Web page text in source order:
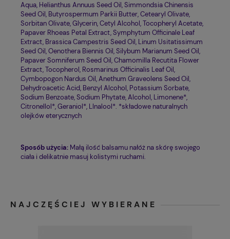
Aqua, Helianthus Annuus Seed Oil, Simmondsia Chinensis
Seed Oil, Butyrospermum Parkii Butter, Cetearyl Olivate,
Sorbitan Olivate, Glycerin, Cetyl Alcohol, Tocopheryl Acetate,
Papaver Rhoeas Petal Extract, Symphytum Officinale Leaf
Extract, Brassica Campestris Seed Oil, Linum Usitatissimum
Seed Oil, Oenothera Biennis Oil, Silybum Marianum Seed Oil,
Papaver Somniferum Seed Oil, Chamomilla Recutita Flower
Extract, Tocopherol, Rosmarinus Officinalis Leaf Oil,
Cymbopogon Nardus Oil, Anethum Graveolens Seed Oil,
Dehydroacetic Acid, Benzyl Alcohol, Potassium Sorbate,
Sodium Benzoate, Sodium Phytate, Alcohol, Limonene*,
Citronellol*, Geraniol*, LInalool*. *składowe naturalnych
olejków eterycznych
Sposób użycia: Małą ilość balsamu nałóż na skórę swojego
ciała i delikatnie masuj kolistymi ruchami.
NAJCZĘŚCIEJ WYBIERANE